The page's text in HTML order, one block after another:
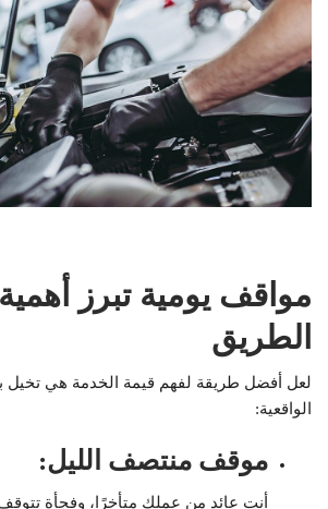
مواقف يومية تبرز
الطريق
لعل أفضل طريقة لفهم قيمة الخدمة هي تخيل
الواقعية:
موقف منتصف الليل:
أنت عائد من عملك متأخرًا، وفجأة